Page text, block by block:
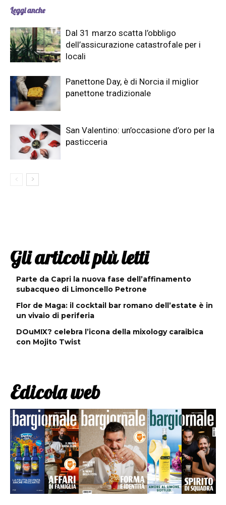
Leggi anche
Dal 31 marzo scatta l’obbligo
dell’assicurazione catastrofale per i
locali
Panettone Day, è di Norcia il miglior
panettone tradizionale
San Valentino: un’occasione d’oro per la
pasticceria
Gli articoli più letti
Parte da Capri la nuova fase dell’affinamento
subacqueo di Limoncello Petrone
Flor de Maga: il cocktail bar romano dell’estate è in
un vivaio di periferia
DOuMIX? celebra l’icona della mixology caraibica
con Mojito Twist
Edicola web